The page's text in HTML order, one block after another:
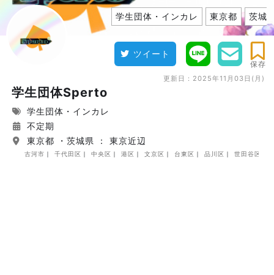
学生団体・インカレ 東京都 茨城
ツイート
保存
更新日： 2025年11月03日(月)
学生団体Sperto
学生団体・インカレ
不定期
東京都 ・茨城県 ： 東京近辺
古河市 千代田区 中央区 港区 文京区 台東区 品川区 世田谷区